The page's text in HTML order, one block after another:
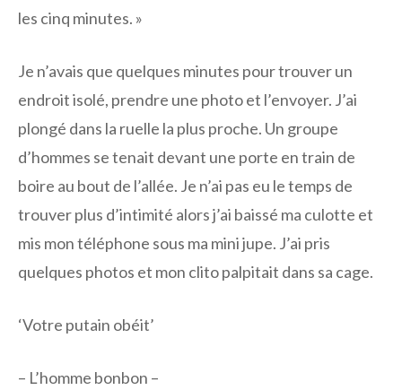
les cinq minutes. »
Je n’avais que quelques minutes pour trouver un
endroit isolé, prendre une photo et l’envoyer. J’ai
plongé dans la ruelle la plus proche. Un groupe
d’hommes se tenait devant une porte en train de
boire au bout de l’allée. Je n’ai pas eu le temps de
trouver plus d’intimité alors j’ai baissé ma culotte et
mis mon téléphone sous ma mini jupe. J’ai pris
quelques photos et mon clito palpitait dans sa cage.
‘Votre putain obéit’
– L’homme bonbon –